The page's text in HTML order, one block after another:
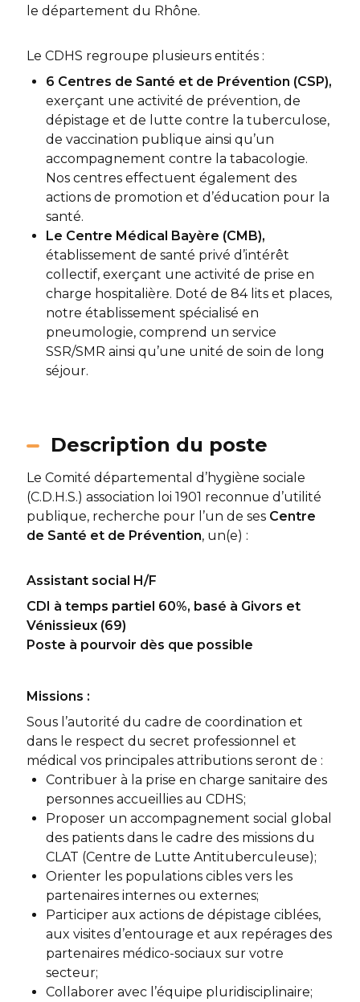
le département du Rhône.
Le CDHS regroupe plusieurs entités :
6 Centres de Santé et de Prévention (CSP),
exerçant une activité de prévention, de
dépistage et de lutte contre la tuberculose,
de vaccination publique ainsi qu’un
accompagnement contre la tabacologie.
Nos centres effectuent également des
actions de promotion et d’éducation pour la
santé.
Le Centre Médical Bayère (CMB),
établissement de santé privé d’intérêt
collectif, exerçant une activité de prise en
charge hospitalière. Doté de 84 lits et places,
notre établissement spécialisé en
pneumologie, comprend un service
SSR/SMR ainsi qu’une unité de soin de long
séjour.
Description du poste
Le Comité départemental d’hygiène sociale
(C.D.H.S.) association loi 1901 reconnue d’utilité
publique, recherche pour l’un de ses Centre
de Santé et de Prévention, un(e) :
Assistant social H/F
CDI à temps partiel 60%, basé à Givors et
Vénissieux (69)
Poste à pourvoir dès que possible
Missions :
Sous l’autorité du cadre de coordination et
dans le respect du secret professionnel et
médical vos principales attributions seront de :
Contribuer à la prise en charge sanitaire des
personnes accueillies au CDHS;
Proposer un accompagnement social global
des patients dans le cadre des missions du
CLAT (Centre de Lutte Antituberculeuse);
Orienter les populations cibles vers les
partenaires internes ou externes;
Participer aux actions de dépistage ciblées,
aux visites d’entourage et aux repérages des
partenaires médico-sociaux sur votre
secteur;
Collaborer avec l’équipe pluridisciplinaire;